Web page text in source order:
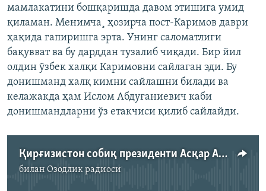
мамлакатини бошқаришда давом этишига умид
қиламан. Менимча¸ ҳозирча пост-Каримов даври
ҳақида гапиришга эрта. Унинг саломатлиги
бақувват ва бу дарддан тузалиб чиқади. Бир йил
олдин ўзбек халқи Каримовни сайлаган эди. Бу
донишманд халқ кимни сайлашни билади ва
келажакда ҳам Ислом Абдуғаниевич каби
донишмандларни ўз етакчиси қилиб сайлайди.
Қирғизистон собиқ президенти Асқар Ақаев
билан Озодлик радиоси
Айни дамда медиа-манба мавжуд эмас